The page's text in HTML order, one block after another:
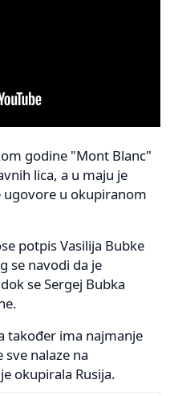
godine "Mont Blanc"
lica, a u maju je
ugovore u okupiranom
potpis Vasilija Bubke
se navodi da je
se Sergej Bubka
također ima najmanje
nalaze na
okupirala Rusija.